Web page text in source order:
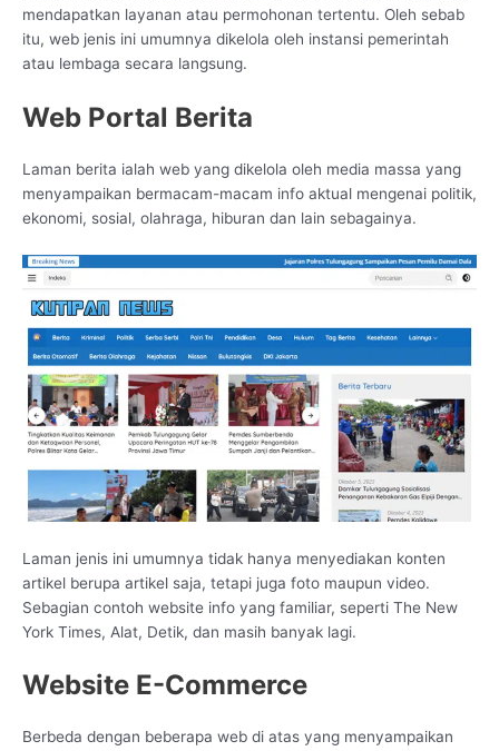
mendapatkan layanan atau permohonan tertentu. Oleh sebab
itu, web jenis ini umumnya dikelola oleh instansi pemerintah
atau lembaga secara langsung.
Web Portal Berita
Laman berita ialah web yang dikelola oleh media massa yang
menyampaikan bermacam-macam info aktual mengenai politik,
ekonomi, sosial, olahraga, hiburan dan lain sebagainya.
Laman jenis ini umumnya tidak hanya menyediakan konten
artikel berupa artikel saja, tetapi juga foto maupun video.
Sebagian contoh website info yang familiar, seperti The New
York Times, Alat, Detik, dan masih banyak lagi.
Website E-Commerce
Berbeda dengan beberapa web di atas yang menyampaikan